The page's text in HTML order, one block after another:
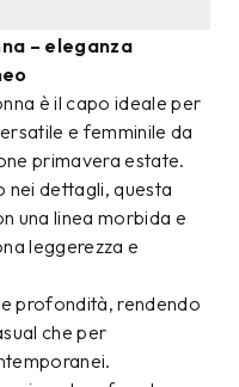
– eleganza
è il capo ideale per
e femminile da
primavera estate.
nei dettagli, questa
una linea morbida e
leggerezza e
profondità, rendendo
che per